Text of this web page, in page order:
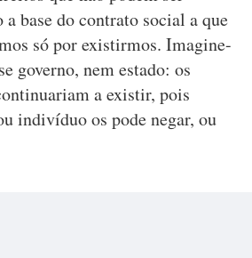
base do contrato social a que
só por existirmos. Imagine-
governo, nem estado: os
a existir, pois
indivíduo os pode negar, ou